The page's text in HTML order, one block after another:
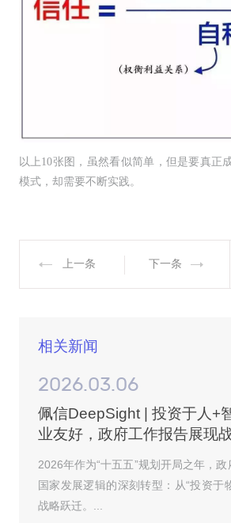
以上10张图，虽然看似简单，但是要真正
模式，却需要不断实践。
上一条 下一条
相关新闻
2026.03.06
佩信DeepSight | 投资于人+
业友好，政府工作报告展现
2026年作为“十五五”规划开局之年，
国家发展逻辑的深刻转型：从“投资于
战略跃迁。...